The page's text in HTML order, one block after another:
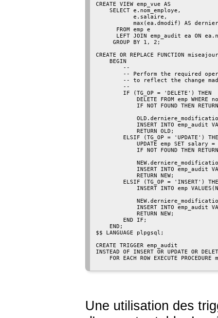
CREATE VIEW emp_vue AS
    SELECT e.nom_employe,
           e.salaire,
max(ea.dmodif) AS
      FROM emp e
LEFT JOIN emp_audit ea ON
     GROUP BY 1, 2;
CREATE OR REPLACE FUNCTION
    BEGIN
        --
-- Perform the required
-- to reflect the change
        --
        IF (TG_OP = 'DELETE') THEN
DELETE FROM emp WHERE
IF NOT FOUND THEN
INSERT INTO emp_audit
            RETURN OLD;
ELSIF (TG_OP = 'UPDATE')
UPDATE emp SET salary
IF NOT FOUND THEN
INSERT INTO emp_audit
            RETURN NEW;
ELSIF (TG_OP = 'INSERT')
INSERT INTO emp
INSERT INTO emp_audit
            RETURN NEW;
        END IF;
    END;
$$ LANGUAGE plpgsql;
CREATE TRIGGER emp_audit
INSTEAD OF INSERT OR UPDATE OR
FOR EACH ROW EXECUTE PROCEDURE
Une utilisation des